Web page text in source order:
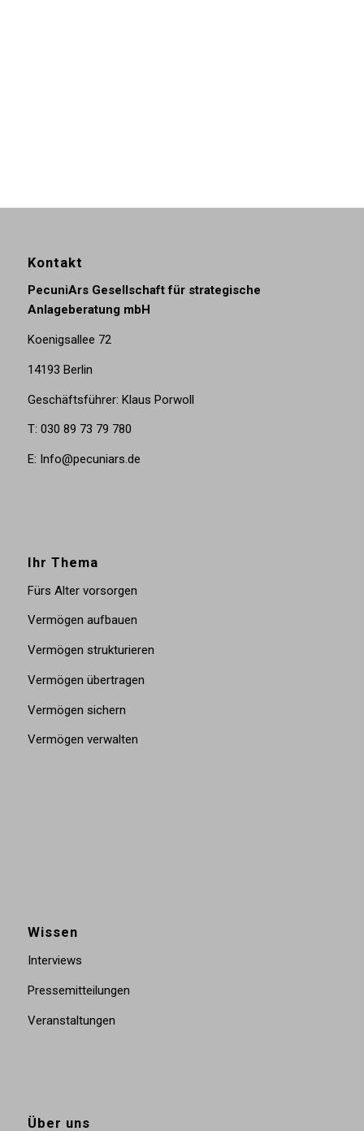
Kontakt
PecuniArs Gesellschaft für strategische
Anlageberatung mbH
Koenigsallee 72
14193 Berlin
Geschäftsführer: Klaus Porwoll
T: 030 89 73 79 780
E: Info@pecuniars.de
Ihr Thema
Fürs Alter vorsorgen
Vermögen aufbauen
Vermögen strukturieren
Vermögen übertragen
Vermögen sichern
Vermögen verwalten
Wissen
Interviews
Pressemitteilungen
Veranstaltungen
Über uns